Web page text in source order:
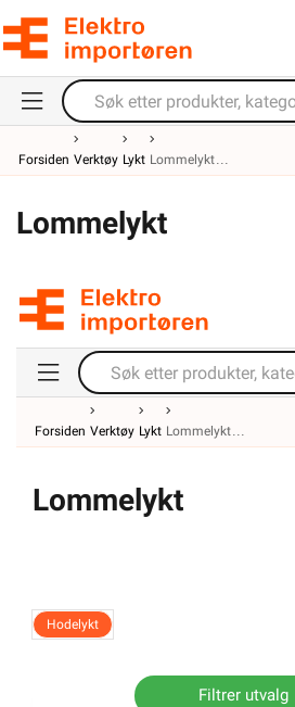
Forsiden Verktøy Lykt Lommelykt
Lommelykt
Forsiden Verktøy Lykt Lommelykt
Lommelykt
Hodelykt
Filtrer utvalg